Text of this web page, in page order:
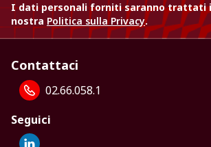
I dati personali forniti saranno trattati
nostra Politica sulla Privacy.
Contattaci
02.66.058.1
Seguici